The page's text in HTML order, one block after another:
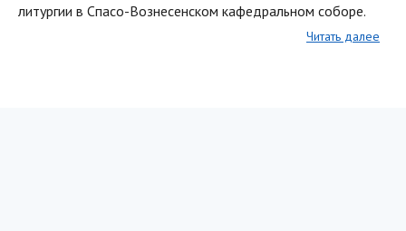
литургии в Спасо-Вознесенском кафедральном соборе.
Читать далее